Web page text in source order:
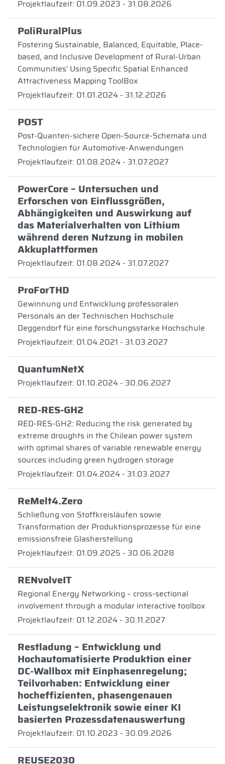
Projektlaufzeit: 01.09.2023 - 31.08.2026
PoliRuralPlus
Fostering Sustainable, Balanced, Equitable, Place-
based, and Inclusive Development of Rural-Urban
Communities' Using Specific Spatial Enhanced
Attractiveness Mapping ToolBox
Projektlaufzeit: 01.01.2024 - 31.12.2026
POST
Post-Quanten-sichere Open-Source-Schemata und
Technologien für Automotive-Anwendungen
Projektlaufzeit: 01.08.2024 - 31.07.2027
PowerCore – Untersuchen und
Erforschen von Einflussgrößen,
Abhängigkeiten und Auswirkung auf
das Materialverhalten von Lithium
während deren Nutzung in mobilen
Akkuplattformen
Projektlaufzeit: 01.08.2024 - 31.07.2027
ProForTHD
Gewinnung und Entwicklung professoralen
Personals an der Technischen Hochschule
Deggendorf für eine forschungsstarke Hochschule
Projektlaufzeit: 01.04.2021 - 31.03.2027
QuantumNetX
Projektlaufzeit: 01.10.2024 - 30.06.2027
RED-RES-GH2
RED-RES-GH2: Reducing the risk generated by
extreme droughts in the Chilean power system
with optimal shares of variable renewable energy
sources including green hydrogen storage
Projektlaufzeit: 01.04.2024 - 31.03.2027
ReMelt4.Zero
Schließung von Stoffkreisläufen sowie
Transformation der Produktionsprozesse für eine
emissionsfreie Glasherstellung
Projektlaufzeit: 01.09.2025 - 30.06.2028
RENvolveIT
Regional Energy Networking – cross-sectional
involvement through a modular interactive toolbox
Projektlaufzeit: 01.12.2024 - 30.11.2027
Restladung – Entwicklung und
Hochautomatisierte Produktion einer
DC-Wallbox mit Einphasenregelung;
Teilvorhaben: Entwicklung einer
hocheffizienten, phasengenauen
Leistungselektronik sowie einer KI
basierten Prozessdatenauswertung
Projektlaufzeit: 01.10.2023 - 30.09.2026
REUSE2030